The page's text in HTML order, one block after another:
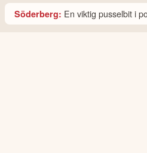
Söderberg: En viktig pusselbit i